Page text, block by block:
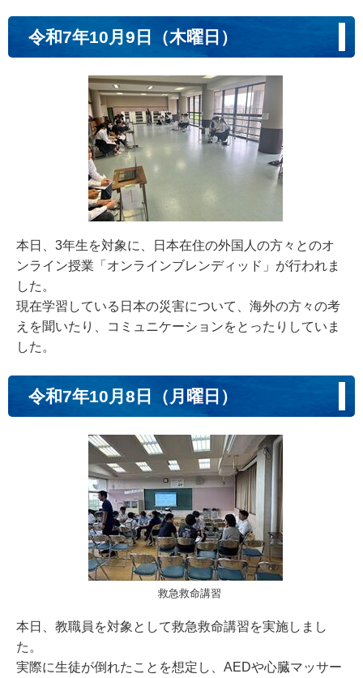
令和7年10月9日（木曜日）
本日、3年生を対象に、日本在住の外国人の方々とのオ
ンライン授業「オンラインブレンディッド」が行われま
した。
現在学習している日本の災害について、海外の方々の考
えを聞いたり、コミュニケーションをとったりしていま
した。
令和7年10月8日（月曜日）
救急救命講習
本日、教職員を対象として救急救命講習を実施しまし
た。
実際に生徒が倒れたことを想定し、AEDや心臓マッサー